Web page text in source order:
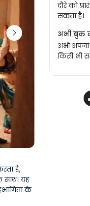
है,
साथ। यह
के
दौरे को
सकता है।
अभी बुक
अभी
किसी भी